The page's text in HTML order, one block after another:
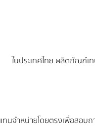
ในประเทศไทย ผลิตภัณฑ์
นจำหน่ายโดยตรงเพื่อสอบ